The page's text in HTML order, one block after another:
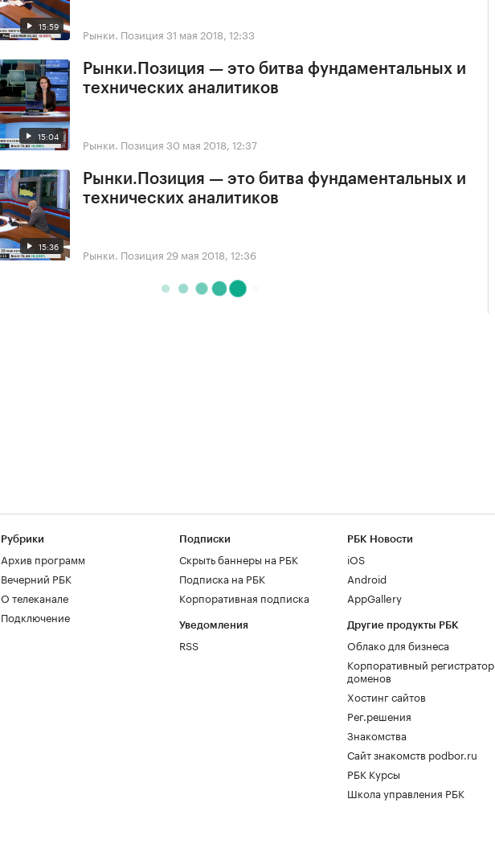
15:59 Рынки. Позиция 31 мая 2018, 12:33
15:04
Рынки.Позиция — это битва фундаментальных и
технических аналитиков
Рынки. Позиция 30 мая 2018, 12:37
15:36
Рынки.Позиция — это битва фундаментальных и
технических аналитиков
Рынки. Позиция 29 мая 2018, 12:36
Рубрики
Архив программ
Вечерний РБК
О телеканале
Подключение
Подписки
Скрыть баннеры на РБК
Подписка на РБК
Корпоративная подписка
Уведомления
RSS
РБК Новости
iOS
Android
AppGallery
Другие продукты РБК
Облако для бизнеса
Корпоративный регистратор
доменов
Хостинг сайтов
Рег.решения
Знакомства
Сайт знакомств podbor.ru
РБК Курсы
Школа управления РБК